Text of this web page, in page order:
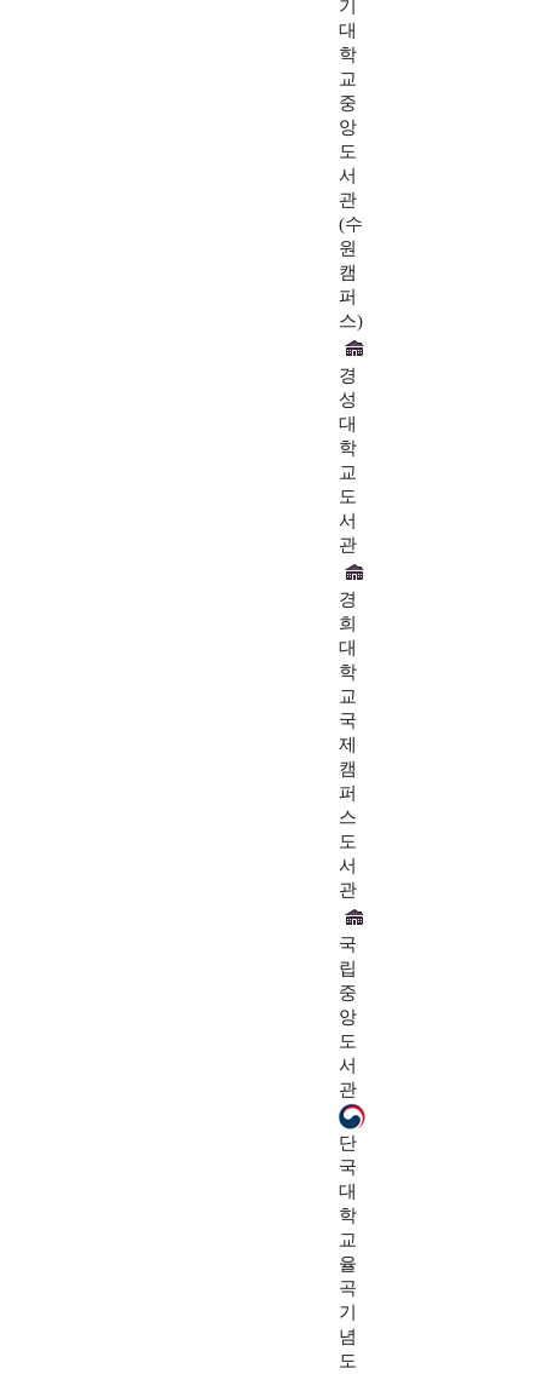
기
대
학
교
중
앙
도
서
관
(수
원
캠
퍼
스)
경
성
대
학
교
도
서
관
경
희
대
학
교
국
제
캠
퍼
스
도
서
관
국
립
중
앙
도
서
관
단
국
대
학
교
율
곡
기
념
도